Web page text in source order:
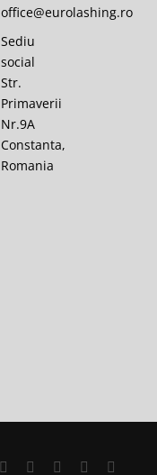
office@eurolashing.ro
Sediu
social
Str.
Primaverii
Nr.9A
Constanta,
Romania
Facebook YouTube
Rss